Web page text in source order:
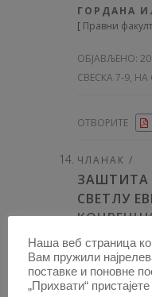
ГОРДАНА
[ Правни
ОБЈАВЉЕНО:
СВЕСКА 7-9, НА
ОТВОРИТЕ
ЧЛАНАК /
ЗАШТИТА
СВЕТЛУ
ЉУДСКИХ
АУТОР /
Наша веб страница
Вам пружили
поставке и поновне
„Прихвати“